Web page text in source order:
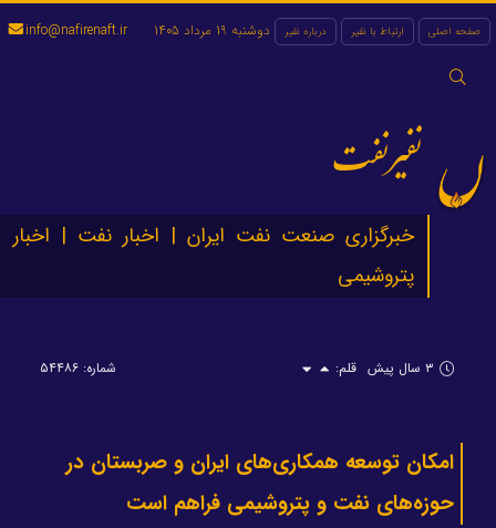
صفحه اصلی ارتباط با نفیر درباره نفیر
جستجو
دوشنبه 19 مرداد 1405 info@nafirenaft.ir
نفیرنفت
خبرگزاری صنعت نفت ایران | اخبار نفت | اخبار
پتروشیمی
۳ سال پیش قلم: شماره: ۵۴۴۸۶
امکان توسعه همکاری‌های ایران و صربستان در
حوزه‌های نفت و پتروشیمی فراهم است